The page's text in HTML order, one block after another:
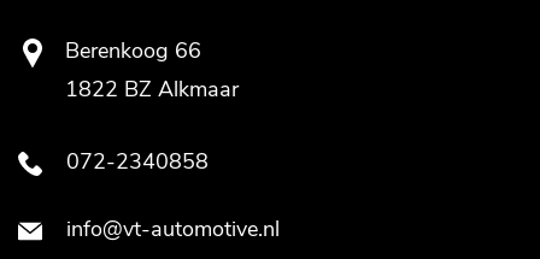
Berenkoog 66
1822 BZ Alkmaar
072-2340858
info@vt-automotive.nl